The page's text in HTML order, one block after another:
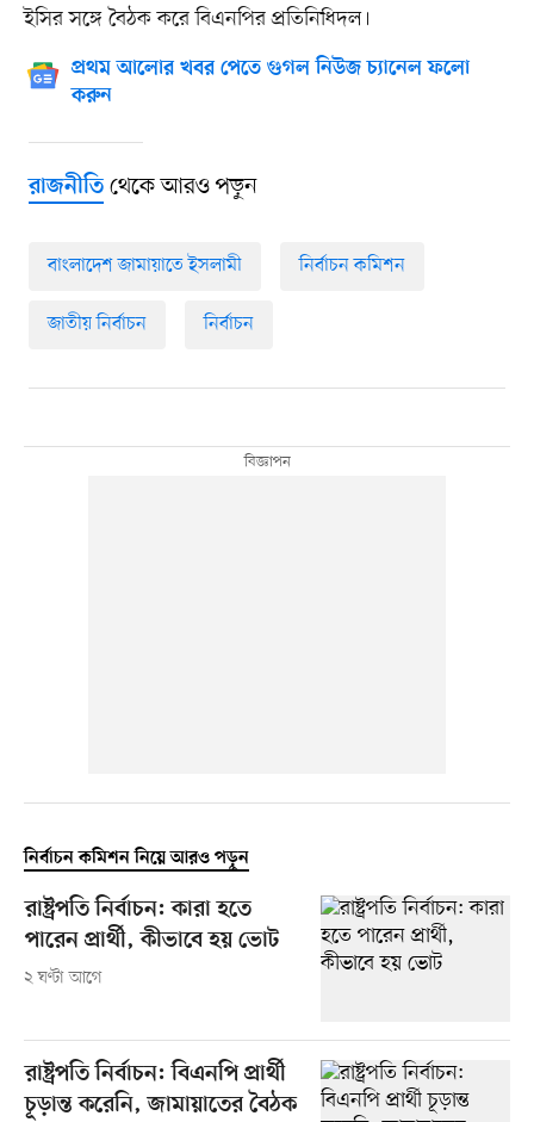
ইসির সঙ্গে বৈঠক করে বিএনপির প্রতিনিধিদল।
প্রথম আলোর খবর পেতে গুগল নিউজ চ্যানেল ফলো
করুন
রাজনীতিথেকে আরও পড়ুন
বাংলাদেশ জামায়াতে ইসলামী নির্বাচন কমিশন
জাতীয় নির্বাচন নির্বাচন
নির্বাচন কমিশন নিয়ে আরও পড়ুন
রাষ্ট্রপতি নির্বাচন: কারা হতে
পারেন প্রার্থী, কীভাবে হয় ভোট
২ ঘণ্টা আগে
রাষ্ট্রপতি নির্বাচন: বিএনপি প্রার্থী
চূড়ান্ত করেনি, জামায়াতের বৈঠক